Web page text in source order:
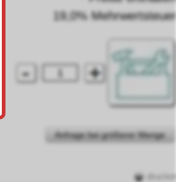
19,0% Mehrwertsteuer
Anfrage bei größerer Menge